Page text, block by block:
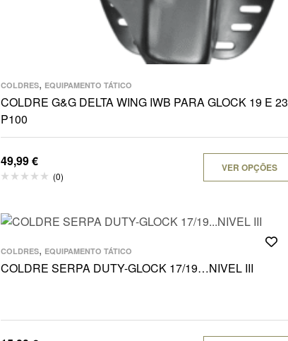
COLDRES, EQUIPAMENTO TÁTICO
COLDRE G&G DELTA WING IWB PARA GLOCK 19 E 23
P100
49,99€
(0)
VER OPÇÕES
COLDRES, EQUIPAMENTO TÁTICO
COLDRE SERPA DUTY-GLOCK 17/19…NIVEL III